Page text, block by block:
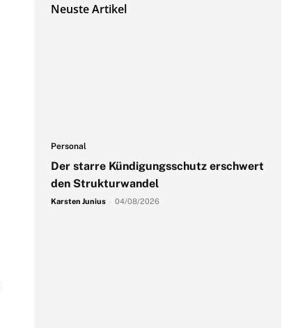
Neuste Artikel
Personal
Der starre Kündigungsschutz erschwert
den Strukturwandel
Karsten Junius 04/08/2026